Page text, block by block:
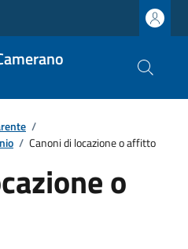
/
/ Canoni di locazione o affitto
o